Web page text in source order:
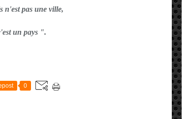
n'est pas une ville,
un pays ".
0